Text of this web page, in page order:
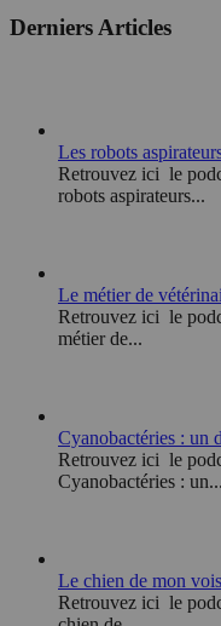
Derniers Articles
Les robots
Retrouvez ici le
robots aspirateurs...
Le métier de
Retrouvez ici le
métier de...
Cyanobactéries : un
Retrouvez ici le
Cyanobactéries : un...
Le chien de mon
Retrouvez ici le